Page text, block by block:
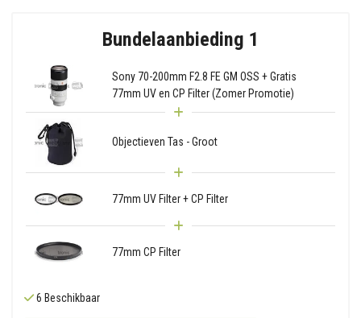
Bundelaanbieding 1
Sony 70-200mm F2.8 FE GM OSS + Gratis
77mm UV en CP Filter (Zomer Promotie)
Objectieven Tas - Groot
77mm UV Filter + CP Filter
77mm CP Filter
6 Beschikbaar